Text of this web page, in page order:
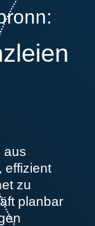
aus
effizient
zu
planbar